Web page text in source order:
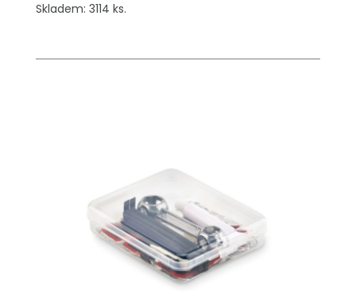
Skladem: 3114 ks.